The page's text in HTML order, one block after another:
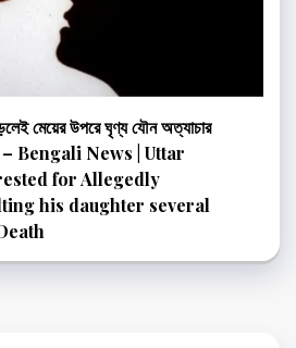
মেয়ের উপরে ঘৃণ্য যৌন অত্যাচার
– Bengali News | Uttar
for Allegedly
his daughter several